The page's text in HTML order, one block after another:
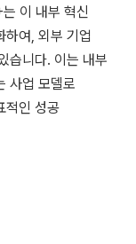
이 내부 혁신
하여, 외부 기업
습니다. 이는 내부
사업 모델로
적인 성공